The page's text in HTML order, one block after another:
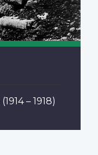
(1914 – 1918)